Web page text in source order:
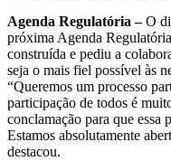
Agenda Regulatória –O
próxima Agenda
construída e pediu a
seja o mais fiel possível às
“Queremos um processo
participação de todos é
conclamação para que essa
Estamos absolutamente
destacou.